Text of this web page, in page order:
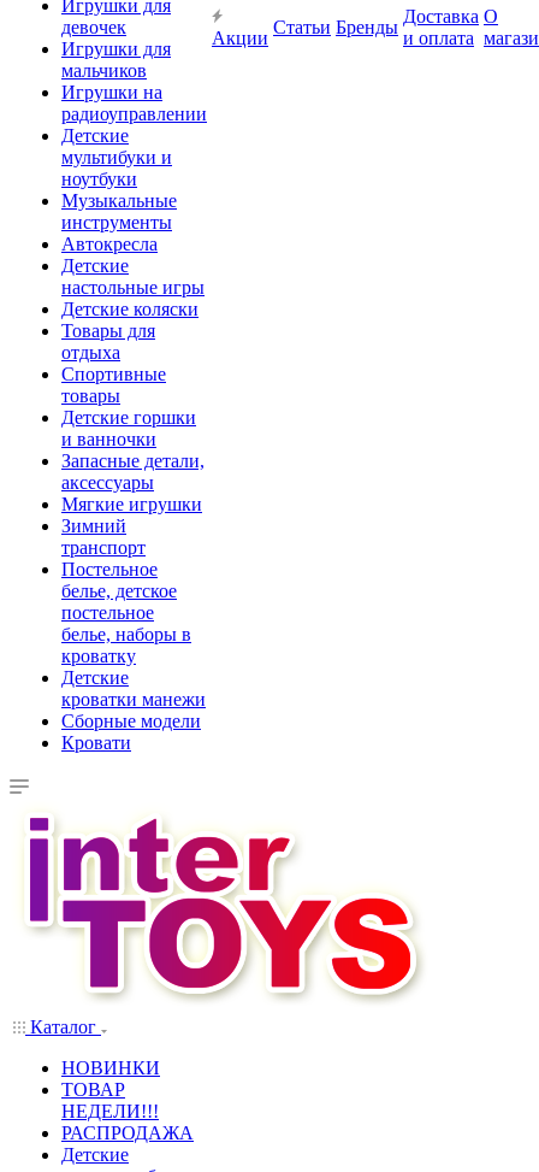
Игрушки для
девочек
Игрушки для
мальчиков
Игрушки на
радиоуправлении
Детские
мультибуки и
ноутбуки
Музыкальные
инструменты
Автокресла
Детские
настольные игры
Детские коляски
Товары для
отдыха
Спортивные
товары
Детские горшки
и ванночки
Запасные детали,
аксессуары
Мягкие игрушки
Зимний
транспорт
Постельное
белье, детское
постельное
белье, наборы в
кроватку
Детские
кроватки манежи
Сборные модели
Кровати
Акции
Статьи Бренды
Доставка
и оплата
О
Каталог
НОВИНКИ
ТОВАР
НЕДЕЛИ!!!
РАСПРОДАЖА
Детские